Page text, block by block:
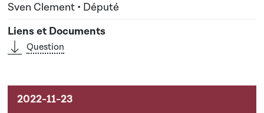
Sven Clement • Député
Question